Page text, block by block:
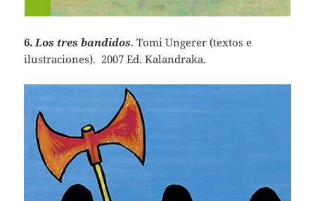
6.Los tres bandidos. Tomi Ungerer (textos e
ilustraciones). 2007 Ed. Kalandraka.